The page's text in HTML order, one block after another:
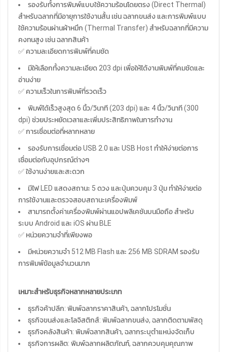
รองรับทั้งการพิมพ์แบบใช้ความร้อนโดยตรง (Direct Thermal)
สำหรับฉลากที่มีอายุการใช้งานสั้น เช่น ฉลากขนส่ง และการพิมพ์แบบ
ใช้ความร้อนผ่านผ้าหมึก (Thermal Transfer) สำหรับฉลากที่มีความ
คงทนสูง เช่น ฉลากสินค้า
✅ ความละเอียดการพิมพ์ที่คมชัด
มีให้เลือกทั้งความละเอียด 203 dpi เพื่อให้ได้งานพิมพ์ที่คมชัดและ
อ่านง่าย
✅ ความเร็วในการพิมพ์ที่รวดเร็ว
พิมพ์ได้เร็วสูงสุด 6 นิ้ว/วินาที (203 dpi) และ 4 นิ้ว/วินาที (300
dpi) ช่วยประหยัดเวลาและเพิ่มประสิทธิภาพในการทำงาน
✅ การเชื่อมต่อที่หลากหลาย
รองรับการเชื่อมต่อ USB 2.0 และ USB Host ทำให้ง่ายต่อการ
เชื่อมต่อกับอุปกรณ์ต่างๆ
✅ ใช้งานง่ายและสะดวก
มีไฟ LED แสดงสถานะ 5 ดวง และปุ่มควบคุม 3 ปุ่ม ทำให้ง่ายต่อ
การใช้งานและตรวจสอบสถานะเครื่องพิมพ์
สามารถตั้งค่าเครื่องพิมพ์ผ่านแอปพลิเคชันบนมือถือ สำหรับ
ระบบ Android และ iOS ผ่าน BLE
✅ หน่วยความจำที่เพียงพอ
มีหน่วยความจำ 512 MB Flash และ 256 MB SDRAM รองรับ
การพิมพ์ข้อมูลจำนวนมาก
เหมาะสำหรับธุรกิจหลากหลายประเภท
ธุรกิจค้าปลีก: พิมพ์ฉลากราคาสินค้า, ฉลากโปรโมชั่น
ธุรกิจขนส่งและโลจิสติกส์: พิมพ์ฉลากขนส่ง, ฉลากติดตามพัสดุ
ธุรกิจคลังสินค้า: พิมพ์ฉลากสินค้า, ฉลากระบุตำแหน่งจัดเก็บ
ธุรกิจการผลิต: พิมพ์ฉลากผลิตภัณฑ์, ฉลากควบคุมคุณภาพ